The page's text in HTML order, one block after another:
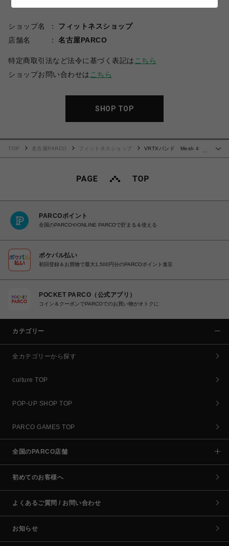
ショップ名
フィットネスショップ
店舗名
名古屋PARCO
特定商取引法など法令に基づく表記は こちら
ショップお問い合わせは こちら
SHOP TOP
TOP 名古屋PARCO フィットネスショップ
VRTXバンド Mesh 4
PARCOポイント
全国のPARCOやONLINE PARCOで貯まる＆使える
ポケパル払い
初回登録＆お買物で最大1,500円分のPARCOポイント進呈
POCKET PARCO（公式アプリ）
コイン＆クーポンでPARCOでのお買い物がオトクに
カテゴリー
全カテゴリーから探す
culture TOP
POP-UP SHOP TOP
PARCO GAMES TOP
全国のPARCO店舗
初めてのお客様へ
よくあるご質問 / お問い合わせ
お知らせ